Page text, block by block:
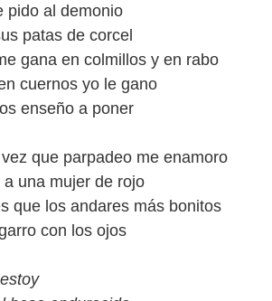
pido al demonio
patas de corcel
gana en colmillos y en rabo
cuernos yo le gano
enseño a poner
que parpadeo me enamoro
a una mujer de rojo
que los andares más bonitos
con los ojos